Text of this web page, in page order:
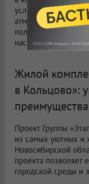
условия. Кроме
атмосфера
полузакрытых,
настоящим
Жилой
в Кольцово»:
Проект Группы
из самых уютных и
Новосибирской
проекта позволяет
городской среды и